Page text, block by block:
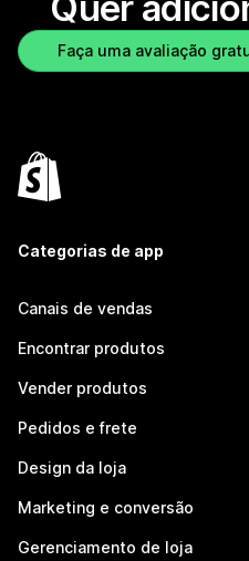
Faça uma avaliação
Categorias de app
Canais de vendas
Encontrar produtos
Vender produtos
Pedidos e frete
Design da loja
Marketing e conversão
Gerenciamento de loja